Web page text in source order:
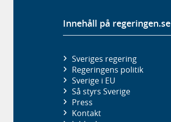
Innehåll på regeringen.se
Sveriges regering
Regeringens politik
Sverige i EU
Så styrs Sverige
Press
Kontakt